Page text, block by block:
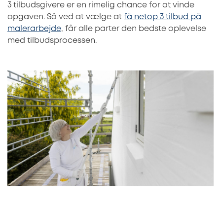
3 tilbudsgivere er en rimelig chance for at vinde
opgaven. Så ved at vælge at få netop 3 tilbud på
malerarbejde, får alle parter den bedste oplevelse
med tilbudsprocessen.